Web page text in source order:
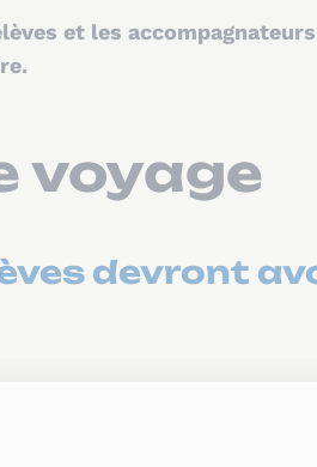
et les
voyage
devront